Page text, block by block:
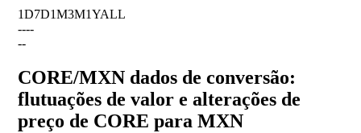
1D7D1M3M1YALL
----
--
CORE/MXN dados de conversão:
flutuações de valor e alterações de
preço de CORE para MXN